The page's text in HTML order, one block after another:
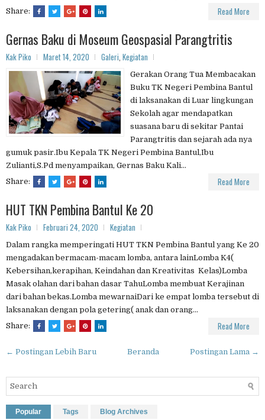
Share:
Read More
Gernas Baku di Moseum Geospasial Parangtritis
Kak Piko Maret 14, 2020 Galeri, Kegiatan
Gerakan Orang Tua Membacakan
Buku TK Negeri Pembina Bantul
di laksanakan di Luar lingkungan
Sekolah agar mendapatkan
suasana baru di sekitar Pantai
Parangtritis dan sejarah ada nya
gumuk pasir.Ibu Kepala TK Negeri Pembina Bantul,Ibu
Zulianti,S.Pd menyampaikan, Gernas Baku Kali...
Share:
Read More
HUT TKN Pembina Bantul Ke 20
Kak Piko Februari 24, 2020 Kegiatan
Dalam rangka memperingati HUT TKN Pembina Bantul yang Ke 20
mengadakan bermacam-macam lomba, antara lainLomba K4(
Kebersihan,kerapihan, Keindahan dan Kreativitas Kelas)Lomba
Masak olahan dari bahan dasar TahuLomba membuat Kerajinan
dari bahan bekas.Lomba mewarnaiDari ke empat lomba tersebut di
laksanakan dengan pola getering( anak dan orang...
Share:
Read More
← Postingan Lebih Baru Postingan Lama →
Beranda
Popular Tags Blog Archives